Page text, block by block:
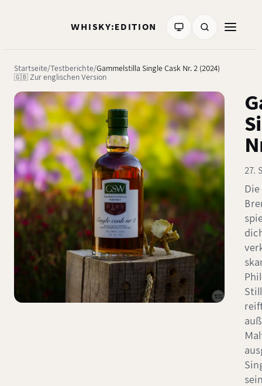
WHISKY:EDITION
Startseite Testberichte Gammelstilla Single Cask Nr. 2 (2024)
🇬🇧 Zur englischen Version
27.